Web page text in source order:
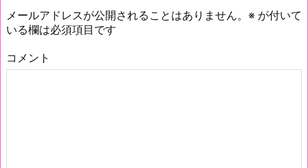
メールアドレスが公開されることはありません。 ※ が付いて
いる欄は必須項目です
コメント